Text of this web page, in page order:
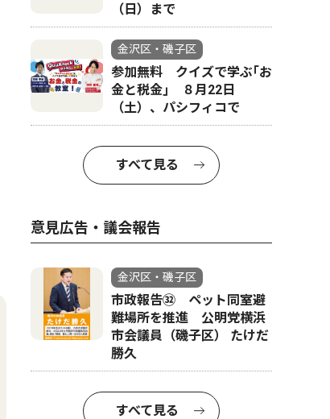
（日）まで
金沢区・磯子区
参加無料 クイズで学ぶ｢お
金と税金｣ ８月22日
（土）、パシフィコで
すべて見る
意見広告・議会報告
金沢区・磯子区
市政報告㉜ ペット同室避
難場所を推進 公明党横浜
市会議員（磯子区） たけだ
勝久
すべて見る